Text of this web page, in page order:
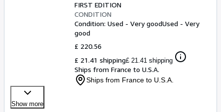
FIRST EDITION
CONDITION
Condition: Used - Very goodUsed - Very
good
£ 220.56
£ 21.41 shipping£ 21.41 shipping
Ships from France to U.S.A.
Ships from France to U.S.A.
Show more